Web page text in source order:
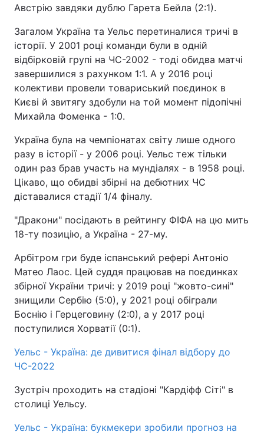
Австрію завдяки дублю Гарета Бейла (2:1).
Загалом Україна та Уельс перетиналися тричі в
історії. У 2001 році команди були в одній
відбірковій групі на ЧС-2002 - тоді обидва матчі
завершилися з рахунком 1:1. А у 2016 році
колективи провели товариський поєдинок в
Києві й звитягу здобули на той момент підопічні
Михайла Фоменка - 1:0.
Україна була на чемпіонатах світу лише одного
разу в історії - у 2006 році. Уельс теж тільки
один раз брав участь на мундіалях - в 1958 році.
Цікаво, що обидві збірні на дебютних ЧС
діставалися стадії 1/4 фіналу.
"Дракони" посідають в рейтингу ФІФА на цю мить
18-ту позицію, а Україна - 27-му.
Арбітром гри буде іспанський рефері Антоніо
Матео Лаос. Цей суддя працював на поєдинках
збірної України тричі: у 2019 році "жовто-сині"
знищили Сербію (5:0), у 2021 році обіграли
Боснію і Герцеговину (2:0), а у 2017 році
поступилися Хорватії (0:1).
Уельс - Україна: де дивитися фінал відбору до
ЧС-2022
Зустріч проходить на стадіоні "Кардіфф Сіті" в
столиці Уельсу.
Уельс - Україна: букмекери зробили прогноз на